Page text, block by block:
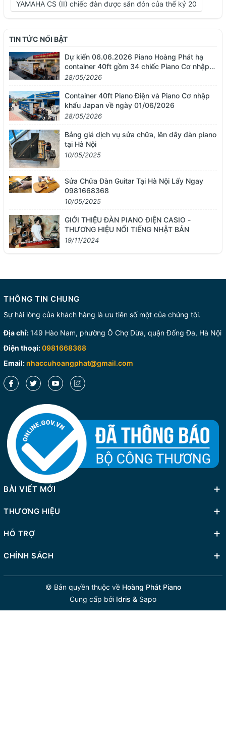
YAMAHA CS (II) chiếc đàn được săn đón của thế kỷ 20
TIN TỨC NỔI BẬT
Dự kiến 06.06.2026 Piano Hoàng Phát hạ
container 40ft gồm 34 chiếc Piano Cơ nhập
khẩu từ Nhật Bản
28/05/2026
Container 40ft Piano Điện và Piano Cơ nhập
khẩu Japan về ngày 01/06/2026
28/05/2026
Bảng giá dịch vụ sửa chữa, lên dây đàn piano
tại Hà Nội
10/05/2025
Sửa Chữa Đàn Guitar Tại Hà Nội Lấy Ngay
0981668368
10/05/2025
GIỚI THIỆU ĐÀN PIANO ĐIỆN CASIO -
THƯƠNG HIỆU NỔI TIẾNG NHẬT BẢN
19/11/2024
THÔNG TIN CHUNG
Sự hài lòng của khách hàng là ưu tiên số một của chúng tôi.
Địa chỉ:149 Hào Nam, phường Ô Chợ Dừa, quận Đống Đa, Hà Nội
Điện thoại:0981668368
Email: nhaccuhoangphat@gmail.com
BÀI VIẾT MỚI
THƯƠNG HIỆU
HỖ TRỢ
CHÍNH SÁCH
© Bản quyền thuộc về Hoàng Phát Piano
Cung cấp bởi Idris & Sapo